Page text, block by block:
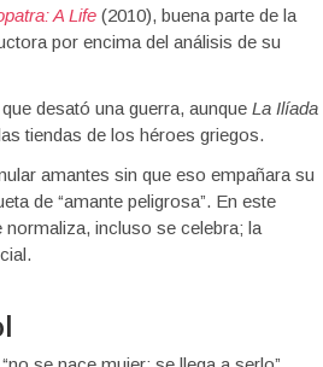
A Life (2010), buena parte de la
por encima del análisis de su
desató una guerra, aunque La Ilíada
tiendas de los héroes griegos.
amantes sin que eso empañara su
de “amante peligrosa”. En este
incluso se celebra; la